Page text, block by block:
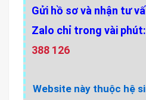
Gửi hồ sơ và nhận tư
Zalo chỉ trong vài phút:
388 126
Website này thuộc hệ